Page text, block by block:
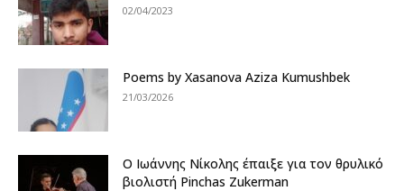
02/04/2023
Poems by Xasanova Aziza Kumushbek
21/03/2026
Ο Ιωάννης Νίκολης έπαιξε για τον θρυλικό
βιολιστή Pinchas Zukerman